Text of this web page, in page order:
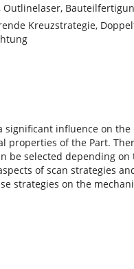
Outlinelaser,
Kreuzstrategie,
significant influence on
of the Part.
be selected depending
of scan strategies
strategies on the